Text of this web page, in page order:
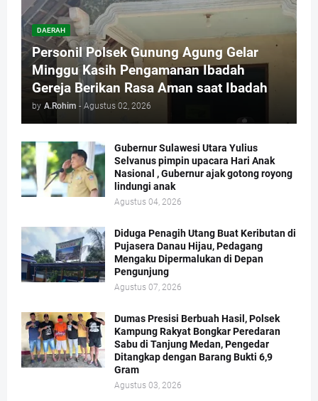
DAERAH
Personil Polsek Gunung Agung Gelar
Minggu Kasih Pengamanan Ibadah
Gereja Berikan Rasa Aman saat Ibadah
by A.Rohim - Agustus 02, 2026
Gubernur Sulawesi Utara Yulius
Selvanus pimpin upacara Hari Anak
Nasional , Gubernur ajak gotong royong
lindungi anak
Agustus 04, 2026
Diduga Penagih Utang Buat Keributan di
Pujasera Danau Hijau, Pedagang
Mengaku Dipermalukan di Depan
Pengunjung
Agustus 07, 2026
Dumas Presisi Berbuah Hasil, Polsek
Kampung Rakyat Bongkar Peredaran
Sabu di Tanjung Medan, Pengedar
Ditangkap dengan Barang Bukti 6,9
Gram
Agustus 03, 2026